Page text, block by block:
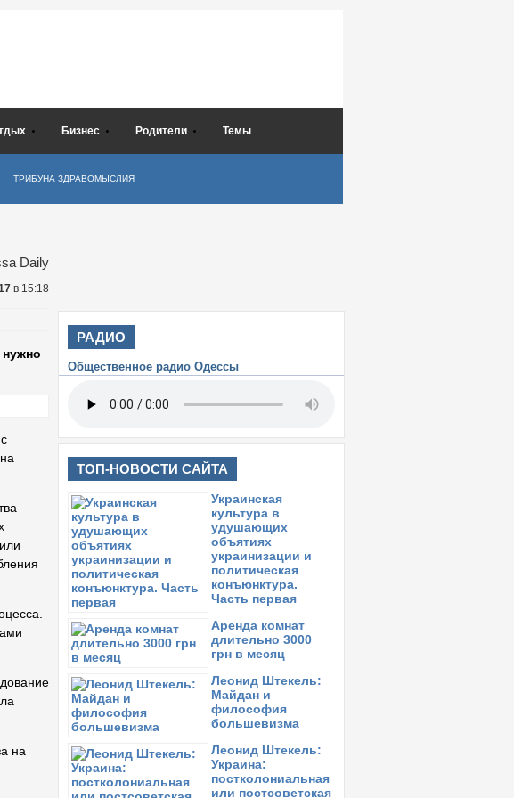
Бизнес Родители Темы
ТРИБУНА ЗДРАВОМЫСЛИЯ
Daily
в 15:18
на
РАДИО
Общественное радио Одессы
ТОП-НОВОСТИ САЙТА
Украинская
культура в
удушающих
объятиях
украинизации и
политическая
конъюнктура.
Часть первая
Аренда комнат
длительно 3000
грн в месяц
Леонид Штекель:
Майдан и
философия
большевизма
Леонид Штекель:
Украина:
постколониальная
или постсоветская